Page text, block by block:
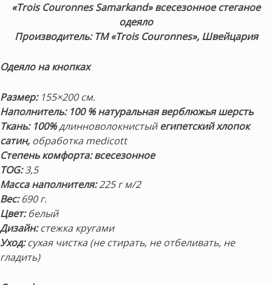
«Trois Couronnes Samarkand» всесезонное стеганое
одеяло
Производитель: ТМ «Trois Couronnes», Швейцария
Одеяло на кнопках
Размер:155×200 см.
Наполнитель: 100 % натуральная верблюжья шерсть
Ткань: 100%длинноволокнистыйегипетский хлопок
сатин, обработка medicott
Степень комфорта: всесезонное
TOG:3,5
Масса наполнителя:225 г м/2
Вес:690 г.
Цвет:белый
Дизайн:стежка кругами
Уход:сухая чистка (не стирать, не отбеливать, не
гладить)